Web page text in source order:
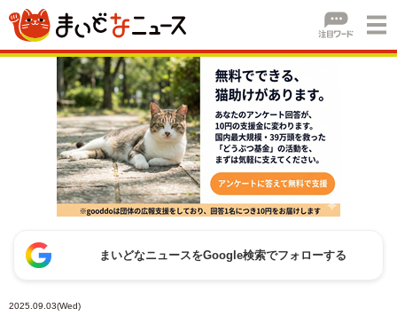
まいどなニュースをGoogle検索でフォローする
2025.09.03(Wed)